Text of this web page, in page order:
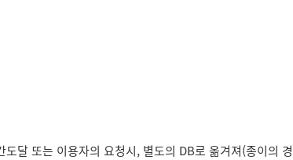
달 또는 이용자의 요청시, 별도의 DB로 옮겨져(종이의